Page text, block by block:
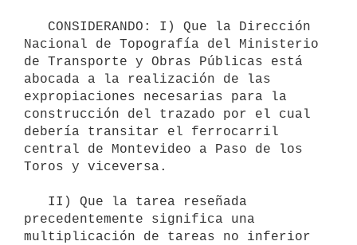
Nacional de Topografía del Ministerio
de Transporte y Obras Públicas está
abocada a la realización de las
expropiaciones necesarias para la
construcción del trazado por el cual
debería transitar el ferrocarril
central de Montevideo a Paso de los
Toros y viceversa.
precedentemente significa una
multiplicación de tareas no inferior